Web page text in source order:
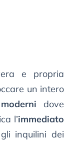
e propria
un intero
dove
l’immediato
inquilini dei